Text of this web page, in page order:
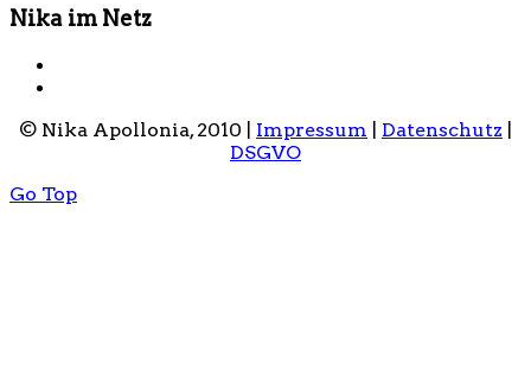
Nika im Netz
© Nika Apollonia, 2010 | Impressum Datenschutz
DSGVO
Go Top